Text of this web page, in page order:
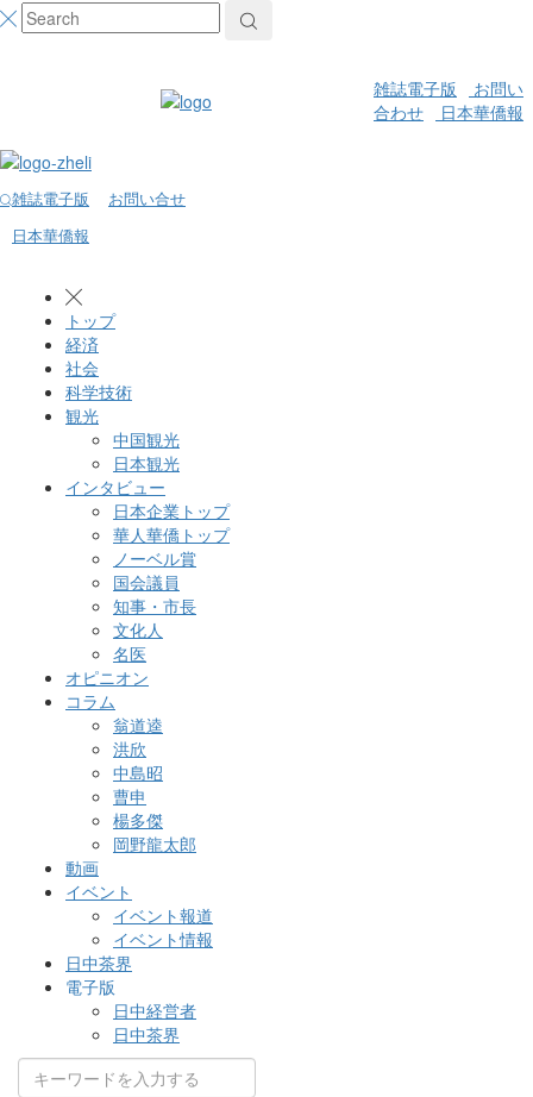
雑誌電子版
お問い
合わせ
日本華僑報
雑誌電子版
お問い合せ
日本華僑報
トップ
経済
社会
科学技術
観光
中国観光
日本観光
インタビュー
日本企業トップ
華人華僑トップ
ノーベル賞
国会議員
知事・市長
文化人
名医
オピニオン
コラム
翁道逵
洪欣
中島昭
曹申
楊多傑
岡野龍太郎
動画
イベント
イベント報道
イベント情報
日中茶界
電子版
日中経営者
日中茶界